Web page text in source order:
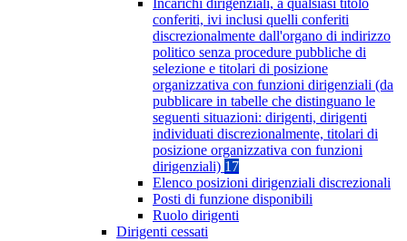
Incarichi dirigenziali, a qualsiasi titolo
conferiti, ivi inclusi quelli conferiti
discrezionalmente dall'organo di indirizzo
politico senza procedure pubbliche di
selezione e titolari di posizione
organizzativa con funzioni dirigenziali (da
pubblicare in tabelle che distinguano le
seguenti situazioni: dirigenti, dirigenti
individuati discrezionalmente, titolari di
posizione organizzativa con funzioni
dirigenziali) 17
Elenco posizioni dirigenziali discrezionali
Posti di funzione disponibili
Ruolo dirigenti
Dirigenti cessati